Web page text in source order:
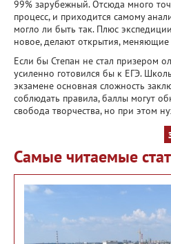
99% зарубежный. Отсюда много
процесс, и приходится самому
могло ли быть так. Плюс
новое, делают открытия,
Если бы Степан не стал призером
усиленно готовился бы к ЕГЭ.
экзамене основная сложность
соблюдать правила, баллы могут
свобода творчества, но при этом
Самые читаемые